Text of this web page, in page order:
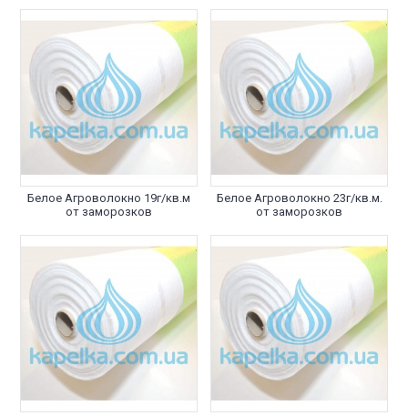
Белое Агроволокно 19г/кв.м
от заморозков
Белое Агроволокно 23г/кв.м.
от заморозков